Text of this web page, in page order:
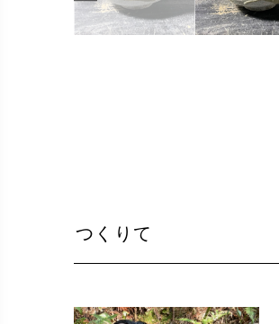
つくりて